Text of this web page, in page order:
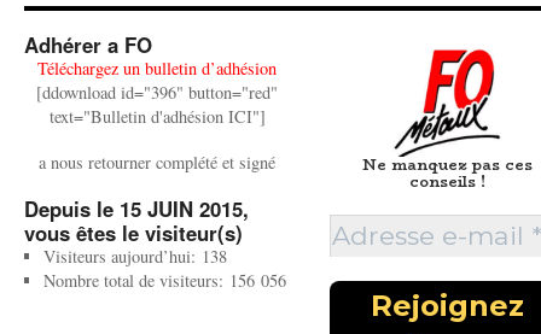
Adhérer a FO
Téléchargez un bulletin d’adhésion
[ddownload id="396" button="red"
text="Bulletin d'adhésion ICI"]
a nous retourner complété et signé
Depuis le 15 JUIN 2015,
vous êtes le visiteur(s)
Visiteurs aujourd’hui: 138
Nombre total de visiteurs: 156 056
Ne manquez pas ces
conseils !